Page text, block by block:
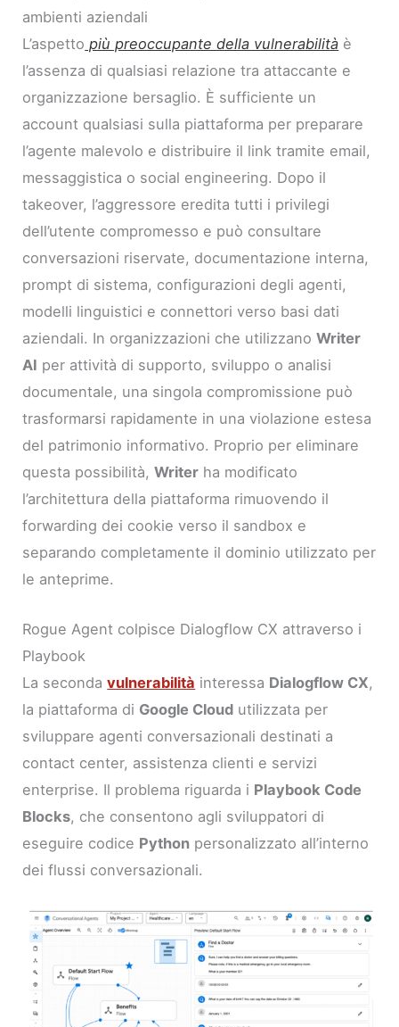
ambienti aziendali
L’aspetto più preoccupante della vulnerabilità è
l’assenza di qualsiasi relazione tra attaccante e
organizzazione bersaglio. È sufficiente un
account qualsiasi sulla piattaforma per preparare
l’agente malevolo e distribuire il link tramite email,
messaggistica o social engineering. Dopo il
takeover, l’aggressore eredita tutti i privilegi
dell’utente compromesso e può consultare
conversazioni riservate, documentazione interna,
prompt di sistema, configurazioni degli agenti,
modelli linguistici e connettori verso basi dati
aziendali. In organizzazioni che utilizzanoWriter
AI per attività di supporto, sviluppo o analisi
documentale, una singola compromissione può
trasformarsi rapidamente in una violazione estesa
del patrimonio informativo. Proprio per eliminare
questa possibilità,Writer ha modificato
l’architettura della piattaforma rimuovendo il
forwarding dei cookie verso il sandbox e
separando completamente il dominio utilizzato per
le anteprime.
Rogue Agent colpisce Dialogflow CX attraverso i
Playbook
La secondavulnerabilità interessa Dialogflow CX,
la piattaforma di Google Cloud utilizzata per
sviluppare agenti conversazionali destinati a
contact center, assistenza clienti e servizi
enterprise. Il problema riguarda i Playbook Code
Blocks, che consentono agli sviluppatori di
eseguire codice Python personalizzato all’interno
dei flussi conversazionali.